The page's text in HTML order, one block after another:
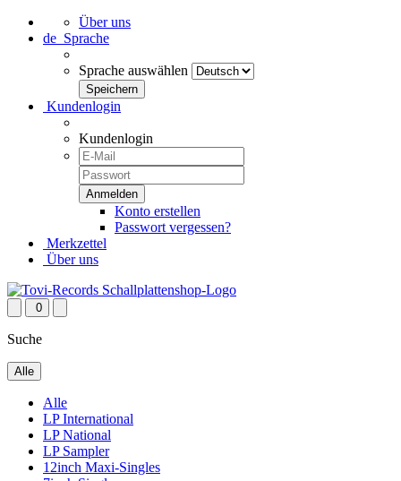
Über uns
de Sprache
Sprache auswählen
Kundenlogin
Kundenlogin
Konto erstellen
Passwort vergessen?
Merkzettel
Über uns
0
Suche
Alle
Alle
LP International
LP National
LP Sampler
12inch Maxi-Singles